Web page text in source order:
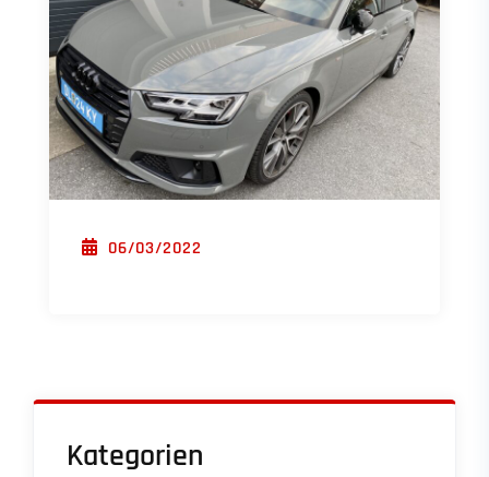
POSTED ON
06/03/2022
Kategorien